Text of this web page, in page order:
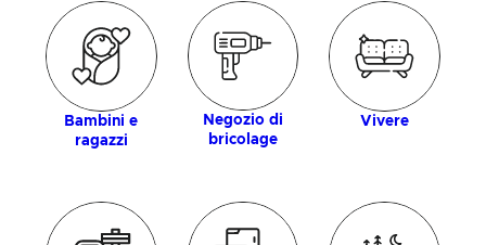
Bambini e
ragazzi
Negozio di
bricolage
Vivere